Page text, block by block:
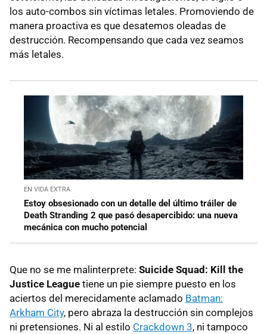
los auto-combos sin víctimas letales. Promoviendo de
manera proactiva es que desatemos oleadas de
destrucción. Recompensando que cada vez seamos
más letales.
EN VIDA EXTRA
Estoy obsesionado con un detalle del último tráiler de
Death Stranding 2 que pasó desapercibido: una nueva
mecánica con mucho potencial
Que no se me malinterprete: Suicide Squad: Kill the
Justice League tiene un pie siempre puesto en los
aciertos del merecidamente aclamado Batman:
Arkham City, pero abraza la destrucción sin complejos
ni pretensiones. Ni al estilo Crackdown 3, ni tampoco